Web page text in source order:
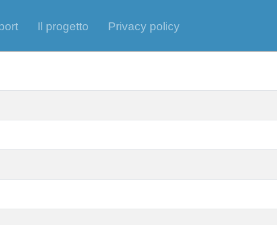
Il progetto Privacy policy